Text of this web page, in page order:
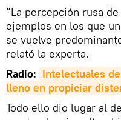
“La percepción rusa
ejemplos en los que
se vuelve
relató la experta.
Radio: Intelectuales
lleno en propiciar
Todo ello dio lugar al